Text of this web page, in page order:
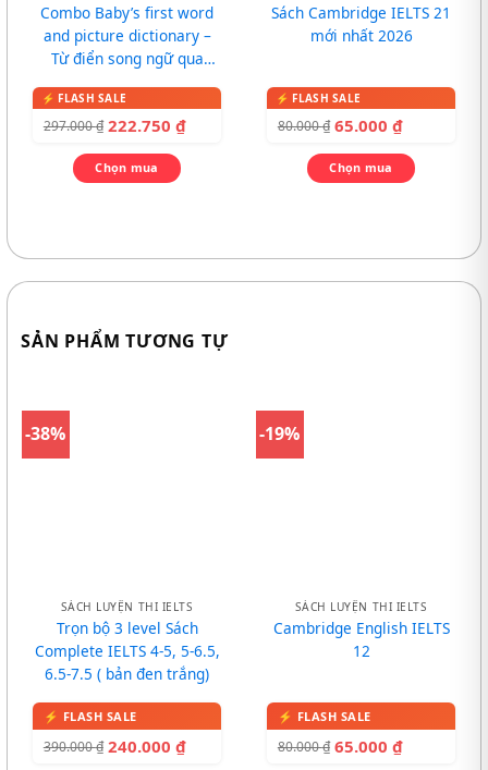
Combo Baby’s first word
and picture dictionary –
Từ điển song ngữ qua
297.000₫ 222.750 ₫
Chọn mua
Sách Cambridge IELTS 21
mới nhất 2026
80.000₫ 65.000 ₫
Chọn mua
SẢN PHẨM TƯƠNG TỰ
-38%
SÁCH LUYỆN THI IELTS
Trọn bộ 3 level Sách
Complete IELTS 4-5, 5-6.5,
6.5-7.5 ( bản đen trắng)
390.000₫ 240.000 ₫
-19%
SÁCH LUYỆN THI IELTS
Cambridge English IELTS
12
80.000₫ 65.000 ₫